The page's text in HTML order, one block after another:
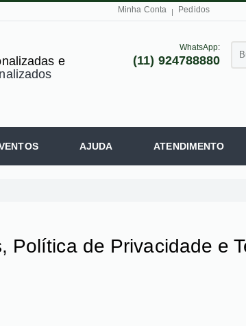
Minha Conta Pedidos
e
WhatsApp:
(11) 924788880
AJUDA ATENDIMENTO
Política de Privacidade e